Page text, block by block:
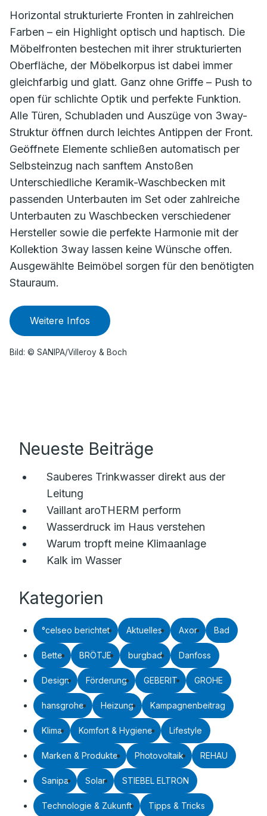
Horizontal strukturierte Fronten in zahlreichen
Farben – ein Highlight optisch und haptisch. Die
Möbelfronten bestechen mit ihrer strukturierten
Oberfläche, der Möbelkorpus ist dabei immer
gleichfarbig und glatt. Ganz ohne Griffe – Push to
open für schlichte Optik und perfekte Funktion.
Alle Türen, Schubladen und Auszüge von 3way-
Struktur öffnen durch leichtes Antippen der Front.
Geöffnete Elemente schließen automatisch per
Selbsteinzug nach sanftem Anstoßen
Unterschiedliche Keramik-Waschbecken mit
passenden Unterbauten im Set oder zahlreiche
Unterbauten zu Waschbecken verschiedener
Hersteller sowie die perfekte Harmonie mit der
Kollektion 3way lassen keine Wünsche offen.
Ausgewählte Beimöbel sorgen für den benötigten
Stauraum.
Weitere Infos
Bild: © SANIPA/Villeroy & Boch
Neueste Beiträge
Sauberes Trinkwasser direkt aus der
Leitung
Vaillant aroTHERM perform
Wasserdruck im Haus verstehen
Warum tropft meine Klimaanlage
Kalk im Wasser
Kategorien
°celseo berichtet Aktuelles Axor Bad
Bette BRÖTJE burgbad Danfoss
Design Förderung GEBERIT GROHE
hansgrohe Heizung Kampagnenbeitrag
Klima Komfort & Hygiene Lifestyle
Marken & Produkte Photovoltaik REHAU
Sanipa Solar STIEBEL ELTRON
Technologie & Zukunft Tipps & Tricks